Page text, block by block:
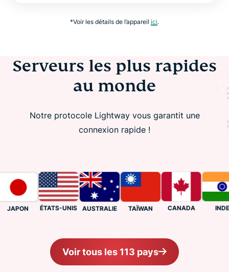
*Voir les détails de l’appareil ici.
Serveurs les plus rapides
au monde
Notre protocole Lightway vous garantit une
connexion rapide !
ÉTATS-UNIS AUSTRALIE TAÏWAN CANADA INDE
Voir tous les 113 pays